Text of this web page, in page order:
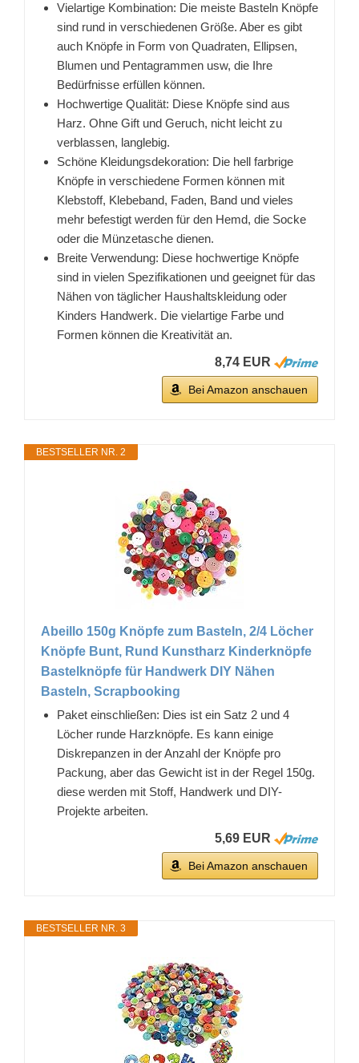
Vielartige Kombination: Die meiste Basteln Knöpfe
sind rund in verschiedenen Größe. Aber es gibt
auch Knöpfe in Form von Quadraten, Ellipsen,
Blumen und Pentagrammen usw, die Ihre
Bedürfnisse erfüllen können.
Hochwertige Qualität: Diese Knöpfe sind aus
Harz. Ohne Gift und Geruch, nicht leicht zu
verblassen, langlebig.
Schöne Kleidungsdekoration: Die hell farbrige
Knöpfe in verschiedene Formen können mit
Klebstoff, Klebeband, Faden, Band und vieles
mehr befestigt werden für den Hemd, die Socke
oder die Münzetasche dienen.
Breite Verwendung: Diese hochwertige Knöpfe
sind in vielen Spezifikationen und geeignet für das
Nähen von täglicher Haushaltskleidung oder
Kinders Handwerk. Die vielartige Farbe und
Formen können die Kreativität an.
8,74 EUR
Bei Amazon anschauen
BESTSELLER NR. 2
Abeillo 150g Knöpfe zum Basteln, 2/4 Löcher
Knöpfe Bunt, Rund Kunstharz Kinderknöpfe
Bastelknöpfe für Handwerk DIY Nähen
Basteln, Scrapbooking
Paket einschließen: Dies ist ein Satz 2 und 4
Löcher runde Harzknöpfe. Es kann einige
Diskrepanzen in der Anzahl der Knöpfe pro
Packung, aber das Gewicht ist in der Regel 150g.
diese werden mit Stoff, Handwerk und DIY-
Projekte arbeiten.
5,69 EUR
Bei Amazon anschauen
BESTSELLER NR. 3